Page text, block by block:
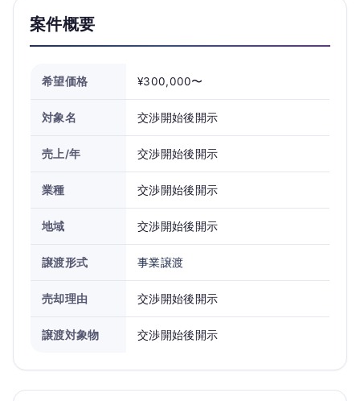
案件概要
希望価格 ¥300,000〜
対象名 交渉開始後開示
売上/年 交渉開始後開示
業種 交渉開始後開示
地域 交渉開始後開示
譲渡形式 事業譲渡
売却理由 交渉開始後開示
譲渡対象物 交渉開始後開示